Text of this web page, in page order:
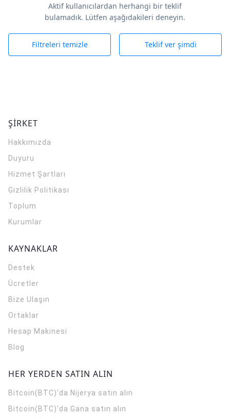
Aktif kullanıcılardan herhangi bir teklif
bulamadık. Lütfen aşağıdakileri deneyin.
Filtreleri temizle Teklif ver şimdi
ŞİRKET
Hakkımızda
Duyuru
Hizmet Şartları
Gizlilik Politikası
Toplum
Kurumlar
KAYNAKLAR
Destek
Ücretler
Bize Ulaşın
Ortaklar
Hesap Makinesi
Blog
HER YERDEN SATIN ALIN
Bitcoin(BTC)'da Nijerya satın alın
Bitcoin(BTC)'da Gana satın alın